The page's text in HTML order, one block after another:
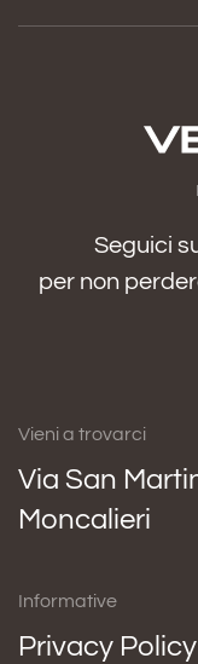
Seguici
per non
Vieni a trovarci
Via San
Moncalieri
Informative
Privacy Policy